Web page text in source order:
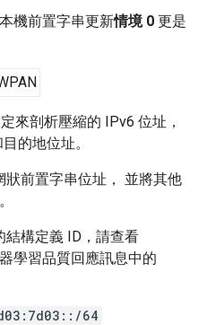
機前置字串更新情境 0 更是
來剖析壓縮的 IPv6 位址，
的地位址。
前置字串位址， 並將其他
結構定義 ID，請查看
學習品質回應訊息中的
64